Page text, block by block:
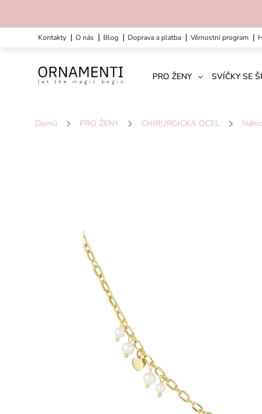
kontakty o nás blog doprava a platba věrnostní program
PRO ŽENY SVÍČKY SE
Domů / PRO ŽENY / CHIRURGICKÁ OCEL /